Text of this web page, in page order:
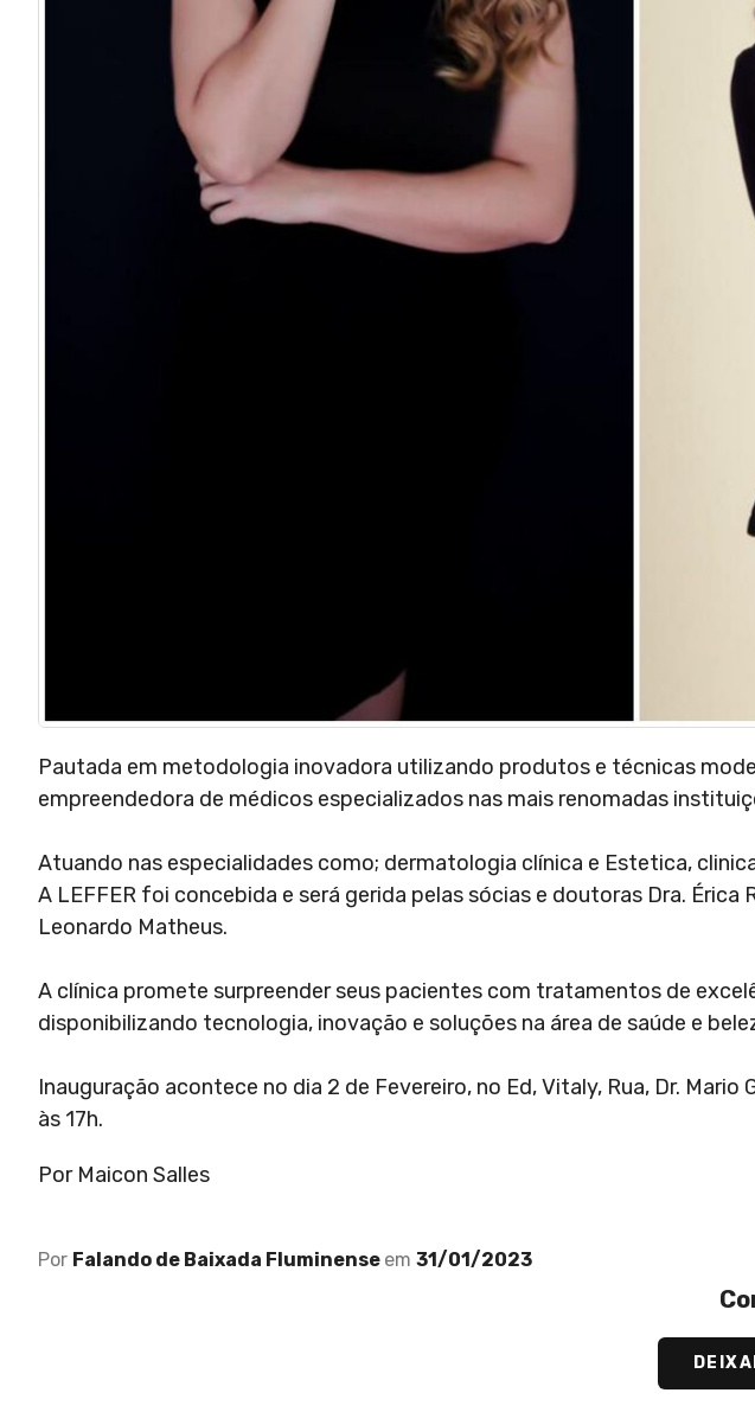
Pautada em metodologia inovadora utilizando produtos e técnicas
empreendedora de médicos especializados nas mais renomadas
Atuando nas especialidades como; dermatologia clínica e Estetica,
A LEFFER foi concebida e será gerida pelas sócias e doutoras Dra. Érica
Leonardo Matheus.
A clínica promete surpreender seus pacientes com tratamentos de
disponibilizando tecnologia, inovação e soluções na área de saúde e
Inauguração acontece no dia 2 de Fevereiro, no Ed, Vitaly, Rua, Dr. Mario
às 17h.
Por Maicon Salles
Por Falando de Baixada Fluminense em 31/01/2023